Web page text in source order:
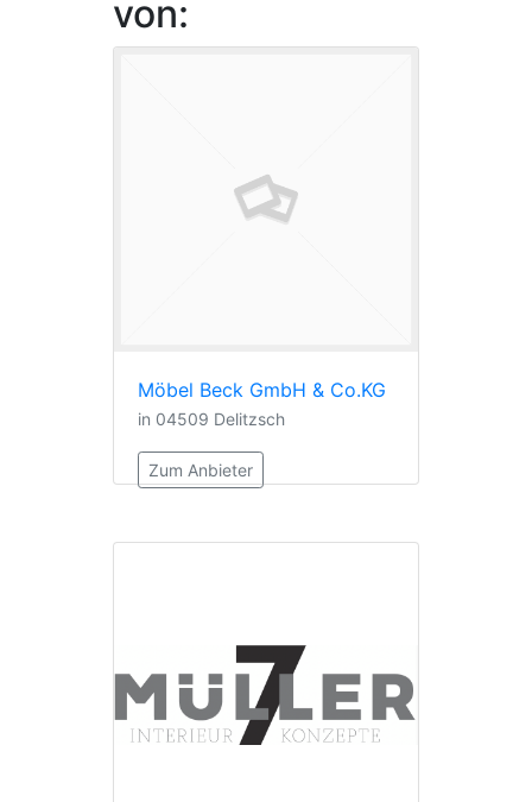
von:
Möbel Beck GmbH & Co.KG
in 04509 Delitzsch
Zum Anbieter